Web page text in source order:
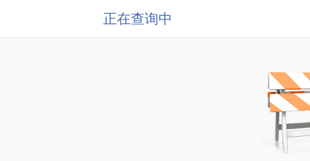
正在查询中